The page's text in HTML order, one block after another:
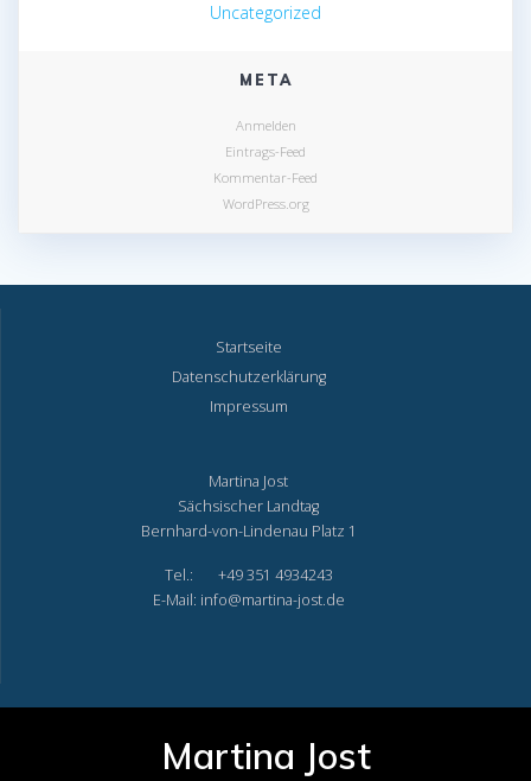
Uncategorized
META
Anmelden
Eintrags-Feed
Kommentar-Feed
WordPress.org
Startseite
Datenschutzerklärung
Impressum
Martina Jost
Sächsischer Landtag
Bernhard-von-Lindenau Platz 1
Tel.: +49 351 4934243
E-Mail: info@martina-jost.de
Martina Jost